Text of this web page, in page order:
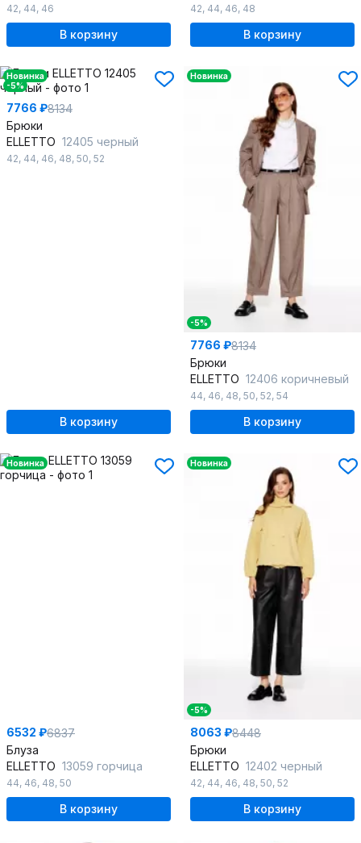
42, 44, 46
В корзину
42, 44, 46, 48
В корзину
Новинка
-5%
7766 ₽8134
Брюки
ELLETTO 12405 черный
42, 44, 46, 48, 50, 52
В корзину
Новинка
-5%
7766 ₽8134
Брюки
ELLETTO 12406 коричневый
44, 46, 48, 50, 52, 54
В корзину
Новинка
6532 ₽6837
Блуза
ELLETTO 13059 горчица
44, 46, 48, 50
В корзину
Новинка
-5%
8063 ₽8448
Брюки
ELLETTO 12402 черный
42, 44, 46, 48, 50, 52
В корзину